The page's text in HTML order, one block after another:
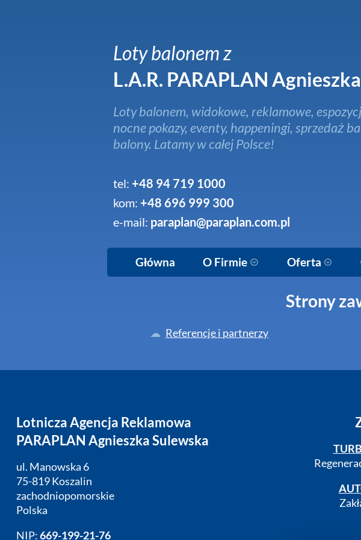
Loty balonem z
L.A.R. PARAPLAN
Loty balonem, widokowe, reklamowe,
nocne pokazy, eventy, happeningi, sprzedaż
balony. Latamy w całej Polsce!
tel: +48 94 719 1000
kom: +48 696 999 300
e-mail: paraplan@paraplan.com.pl
Główna O Firmie Oferta
Strony
Referencje i partnerzy
Lotnicza Agencja Reklamowa
PARAPLAN Agnieszka Sulewska
ul. Manowska 6
75-819 Koszalin
zachodniopomorskie
Polska
NIP:669-199-21-76